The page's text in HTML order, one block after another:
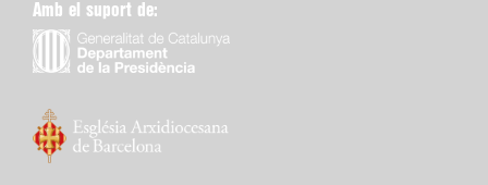
Amb el suport de: